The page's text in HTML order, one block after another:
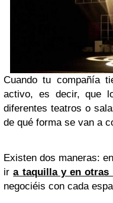
Cuando tu compañía
activo, es decir, que
diferentes teatros o
de qué forma se van a
Existen dos maneras:
ira taquilla y en otras
negociéis con cada